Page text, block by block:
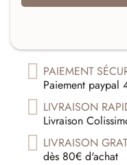
PAIEMENT
Paiement paypal
LIVRAISON
Livraison
LIVRAISON
dès 80€ d'achat